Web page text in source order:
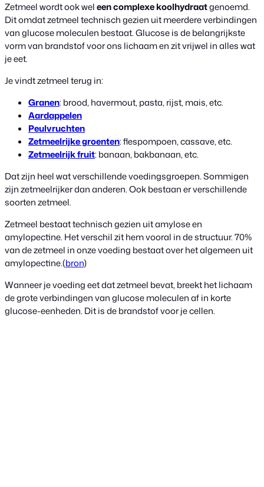
Zetmeel wordt ook weleen complexe koolhydraatgenoemd.
Dit omdat zetmeel technisch gezien uit meerdere verbindingen
van glucose moleculen bestaat. Glucose is de belangrijkste
vorm van brandstof voor ons lichaam en zit vrijwel in alles wat
je eet.
Je vindt zetmeel terug in:
Granen: brood, havermout, pasta, rijst, mais, etc.
Aardappelen
Peulvruchten
Zetmeelrijke groenten: flespompoen, cassave, etc.
Zetmeelrijk fruit: banaan, bakbanaan, etc.
Dat zijn heel wat verschillende voedingsgroepen. Sommigen
zijn zetmeelrijker dan anderen. Ook bestaan er verschillende
soorten zetmeel.
Zetmeel bestaat technisch gezien uit amylose en
amylopectine. Het verschil zit hem vooral in de structuur. 70%
van de zetmeel in onze voeding bestaat over het algemeen uit
amylopectine.(bron)
Wanneer je voeding eet dat zetmeel bevat, breekt het lichaam
de grote verbindingen van glucose moleculen af ​​in korte
glucose-eenheden. Dit is de brandstof voor je cellen.